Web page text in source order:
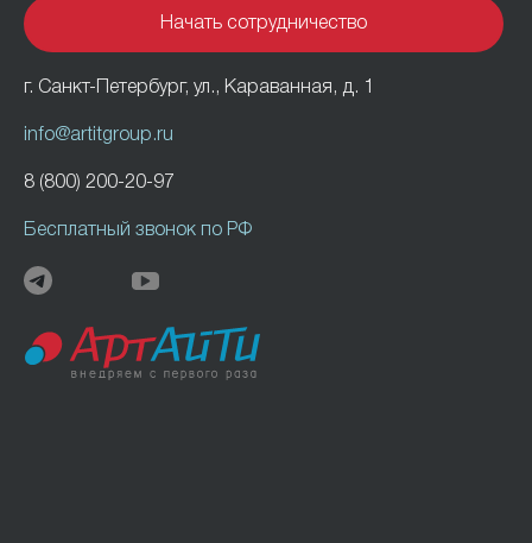
г. Санкт-Петербург, ул., Караванная, д. 1
info@artitgroup.ru
8 (800) 200-20-97
Бесплатный звонок по РФ